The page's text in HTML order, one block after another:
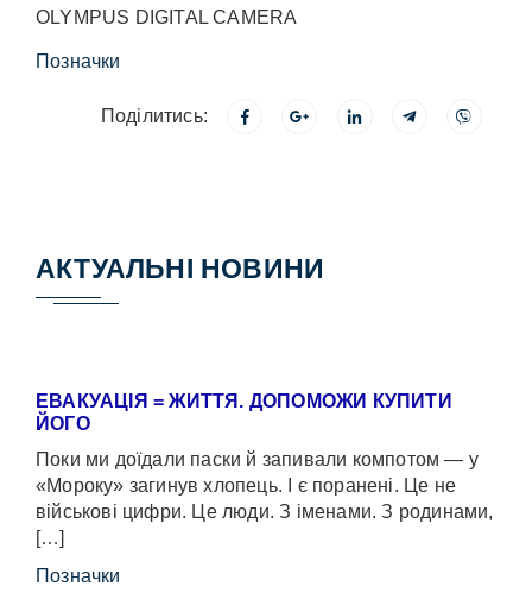
OLYMPUS DIGITAL CAMERA
Позначки
Поділитись:
АКТУАЛЬНІ НОВИНИ
ЕВАКУАЦІЯ = ЖИТТЯ. ДОПОМОЖИ КУПИТИ
ЙОГО
Поки ми доїдали паски й запивали компотом — у
«Мороку» загинув хлопець. І є поранені. Це не
військові цифри. Це люди. З іменами. З родинами,
[…]
Позначки